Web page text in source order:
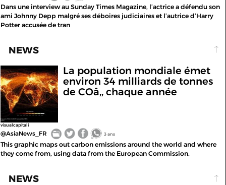
Dans une interview au Sunday Times Magazine, l’actrice a défendu son
ami Johnny Depp malgré ses déboires judiciaires et l’autrice d’Harry
Potter accusée de tran
NEWS
visualcapitali
La population mondiale émet
environ 34 milliards de tonnes
de COâ‚‚ chaque année
@AsiaNews_FR 3 ans
This graphic maps out carbon emissions around the world and where
they come from, using data from the European Commission.
NEWS